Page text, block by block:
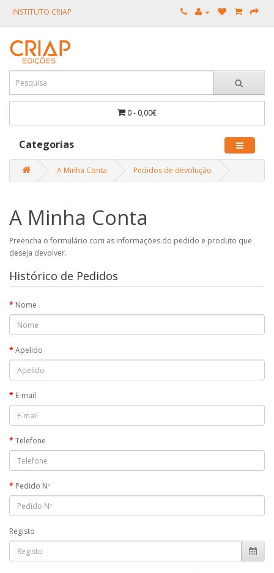
INSTITUTO CRIAP
0 - 0,00€
Categorias
A Minha Conta Pedidos de devolução
A Minha Conta
Preencha o formulário com as informações do pedido e produto que
deseja devolver.
Histórico de Pedidos
Nome
Apelido
E-mail
Telefone
Pedido Nº
Registo